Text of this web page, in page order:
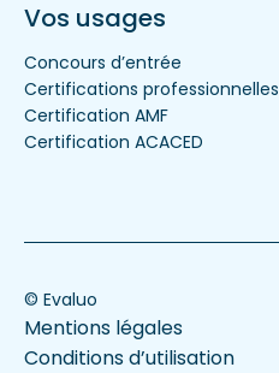
Vos usages
Concours d’entrée
Certifications professionnelles
Certification AMF
Certification ACACED
© Evaluo
Mentions légales
Conditions d’utilisation